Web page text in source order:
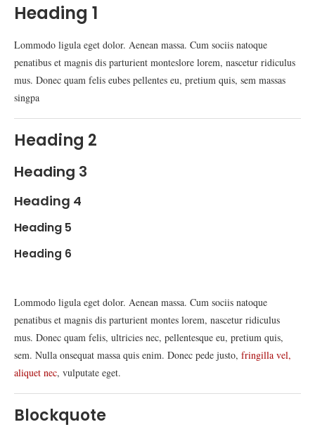
Heading 1
Lommodo ligula eget dolor. Aenean massa. Cum sociis natoque
penatibus et magnis dis parturient monteslore lorem, nascetur ridiculus
mus. Donec quam felis eubes pellentes eu, pretium quis, sem massas
singpa
Heading 2
Heading 3
Heading 4
Heading 5
Heading 6
Lommodo ligula eget dolor. Aenean massa. Cum sociis natoque
penatibus et magnis dis parturient montes lorem, nascetur ridiculus
mus. Donec quam felis, ultricies nec, pellentesque eu, pretium quis,
sem. Nulla onsequat massa quis enim. Donec pede justo, fringilla vel,
aliquet nec, vulputate eget.
Blockquote